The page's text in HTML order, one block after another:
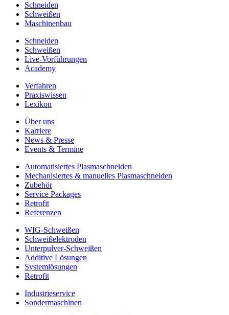
Schneiden
Schweißen
Maschinenbau
Schneiden
Schweißen
Live-Vorführungen
Academy
Verfahren
Praxiswissen
Lexikon
Über uns
Karriere
News & Presse
Events & Termine
Automatisiertes Plasmaschneiden
Mechanisiertes & manuelles Plasmaschneiden
Zubehör
Service Packages
Retrofit
Referenzen
WIG-Schweißen
Schweißelektroden
Unterpulver-Schweißen
Additive Lösungen
Systemlösungen
Retrofit
Industrieservice
Sondermaschinen